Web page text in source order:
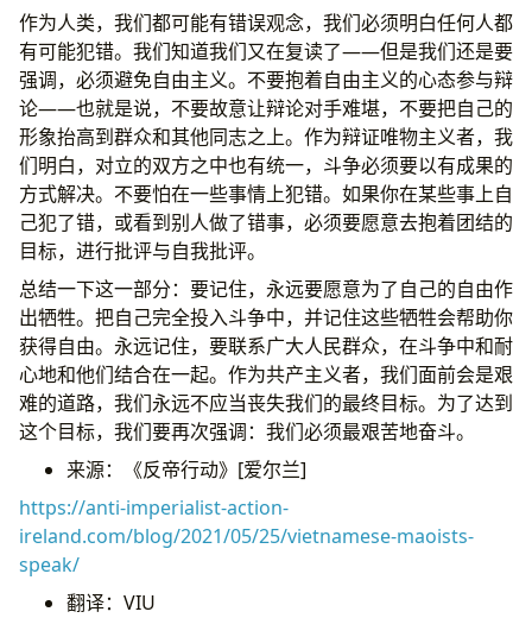
作为人类，我们都可能有错误观念，我们必须明白任何人都
有可能犯错。我们知道我们又在复读了——但是我们还是要
强调，必须避免自由主义。不要抱着自由主义的心态参与辩
论——也就是说，不要故意让辩论对手难堪，不要把自己的
形象抬高到群众和其他同志之上。作为辩证唯物主义者，我
们明白，对立的双方之中也有统一，斗争必须要以有成果的
方式解决。不要怕在一些事情上犯错。如果你在某些事上自
己犯了错，或看到别人做了错事，必须要愿意去抱着团结的
目标，进行批评与自我批评。
总结一下这一部分：要记住，永远要愿意为了自己的自由作
出牺牲。把自己完全投入斗争中，并记住这些牺牲会帮助你
获得自由。永远记住，要联系广大人民群众，在斗争中和耐
心地和他们结合在一起。作为共产主义者，我们面前会是艰
难的道路，我们永远不应当丧失我们的最终目标。为了达到
这个目标，我们要再次强调：我们必须最艰苦地奋斗。
来源：《反帝行动》[爱尔兰]
https://anti-imperialist-action-
ireland.com/blog/2021/05/25/vietnamese-maoists-
speak/
翻译：VIU